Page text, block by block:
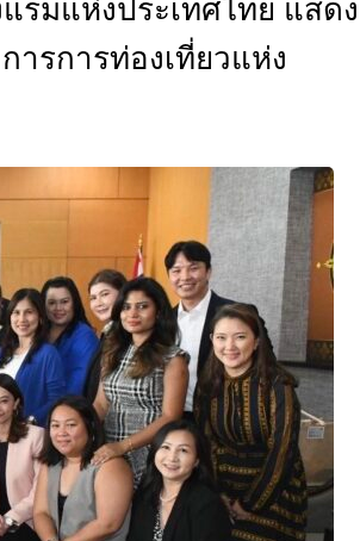
มแห่งประเทศไทย แสดง
รการท่องเที่ยวแห่ง